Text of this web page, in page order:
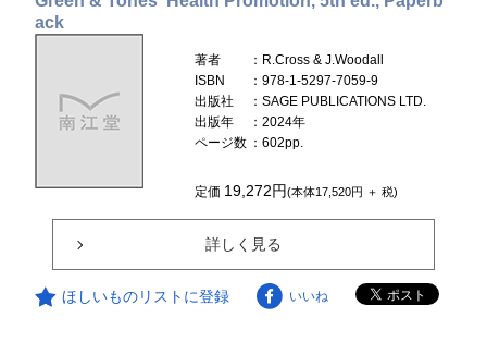
ack
著者
：R.Cross & J.Woodall
ISBN
：978-1-5297-7059-9
出版社
：SAGE PUBLICATIONS LTD.
出版年
：2024年
ページ数 ：602pp.
定価 19,272円(本体17,520円 ＋ 税)
詳しく見る
ほしいものリストに登録 いいね